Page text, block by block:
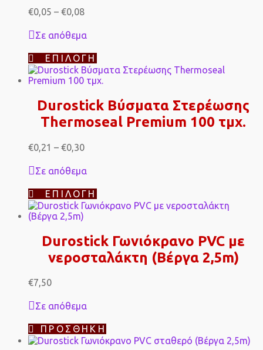
του
προϊόντος
€0,05 – €0,08Price
€0,05
€0,08
Σε απόθεμα
ΕΠΙΛΟΓΉ Αυτό
το
προϊόν
πολλαπλές
παραλλαγές.
Οι
επιλογές
προϊόντος
Durostick Βύσματα Στερέωσης
Thermoseal Premium 100 τμχ.
€0,21 – €0,30Price
€0,21
€0,30
Σε απόθεμα
ΕΠΙΛΟΓΉ Αυτό
το
προϊόν
πολλαπλές
παραλλαγές.
Οι
επιλογές
του
προϊόντος
Durostick Γωνιόκρανο PVC με
νεροσταλάκτη (Βέργα 2,5m)
€7,50
Σε απόθεμα
ΠΡΟΣΘΉΚΗ